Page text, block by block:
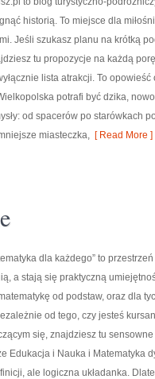
historią. To miejsce dla
Jeśli szukasz planu na krótką
tu propozycje na każdą
lista atrakcji. To
potrafi być dzika,
od spacerów po starówkach
miasteczka, [ Read More ]
dla każdego” to
a stają się praktyczną
od podstaw, oraz dla
od tego, czy jesteś
się, znajdziesz tu
Edukacja i Nauka i Matematyka
ale logiczna układanka.